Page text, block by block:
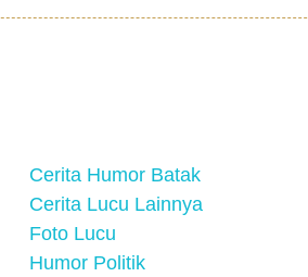
Cerita Humor Batak
Cerita Lucu Lainnya
Foto Lucu
Humor Politik